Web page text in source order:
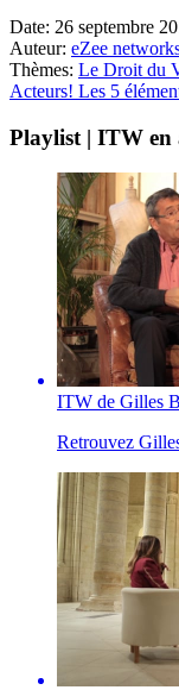
Date: 26 septembre
Auteur: eZee
Thèmes: Le Droit du
Acteurs! Les 5
Playlist | ITW en
ITW de Gilles
Retrouvez